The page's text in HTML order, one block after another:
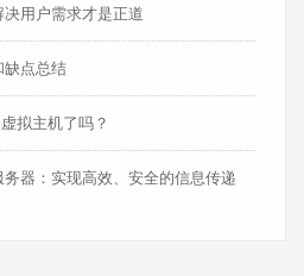
用户需求才是正道
缺点总结
拟主机了吗？
器：实现高效、安全的信息传递